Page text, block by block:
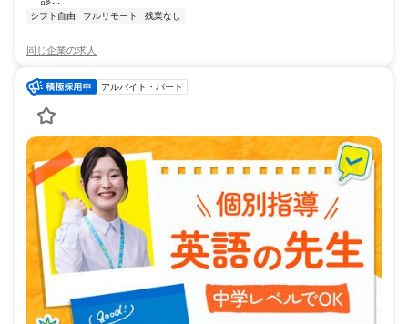
シフト自由 フルリモート 残業なし
同じ企業の求人
アルバイト・パート